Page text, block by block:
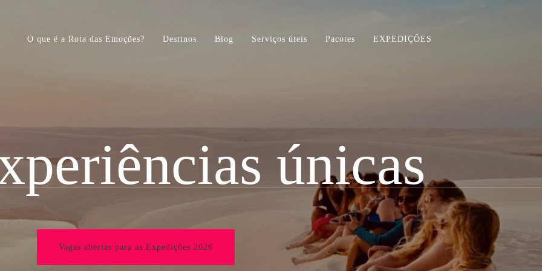
Delta do Parnaíba e Lençóis Maranhenses
O que é a Rota das Emoções? Destinos Blog Serviços úteis Pacotes EXPEDIÇÕES
únicas
Vagas abertas para as Expedições 2026